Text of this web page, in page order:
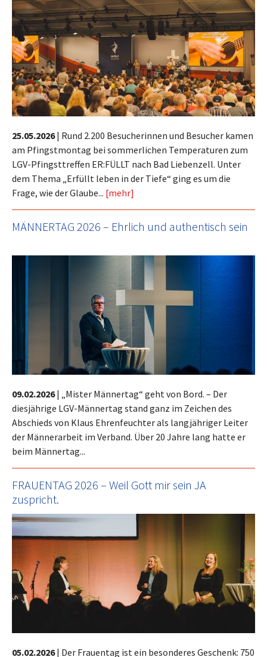
25.05.2026| Rund 2.200 Besucherinnen und Besucher kamen
am Pfingstmontag bei sommerlichen Temperaturen zum
LGV-Pfingsttreffen ER:FÜLLT nach Bad Liebenzell. Unter
dem Thema „Erfüllt leben in der Tiefe“ ging es um die
Frage, wie der Glaube... [mehr]
MÄNNERTAG 2026 – Ehrlich und authentisch sein
09.02.2026|
„Mister Männertag“ geht von Bord. – Der
diesjährige LGV-Männertag stand ganz im Zeichen des
Abschieds von Klaus Ehrenfeuchter als langjähriger Leiter
der Männerarbeit im Verband. Über 20 Jahre lang hatte er
beim Männertag...
FRAUENTAG 2026 – Weil Gott mir sein JA
zuspricht.
05.02.2026| Der Frauentag ist ein besonderes Geschenk: 750